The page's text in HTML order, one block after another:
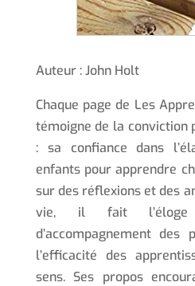
Auteur : John Holt
Chaque page de Les
témoigne de la conviction
: sa confiance dans
enfants pour apprendre
sur des réflexions et des
vie, il fait
d’accompagnement
l’efficacité des
sens. Ses propos